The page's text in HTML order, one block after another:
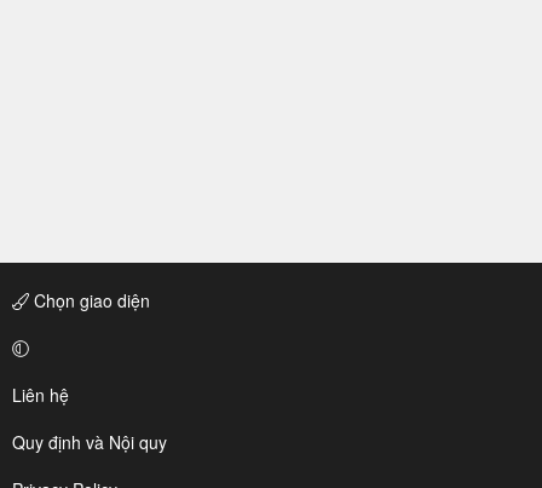
Chọn giao diện
Liên hệ
Quy định và Nội quy